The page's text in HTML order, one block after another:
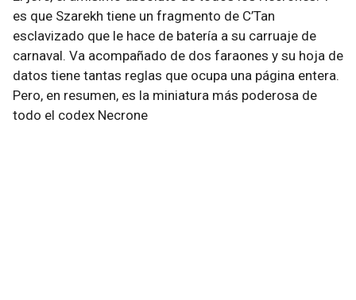
es que Szarekh tiene un fragmento de C’Tan
esclavizado que le hace de batería a su carruaje de
carnaval. Va acompañado de dos faraones y su hoja de
datos tiene tantas reglas que ocupa una página entera.
Pero, en resumen, es la miniatura más poderosa de
todo el codex Necrone